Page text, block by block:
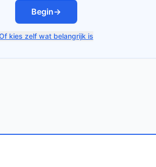
Begin→
kies zelf wat belangrijk is